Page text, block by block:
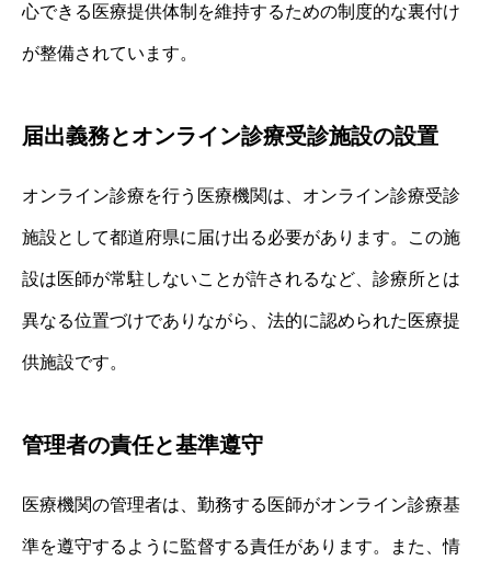
心できる医療提供体制を維持するための制度的な裏付け
が整備されています。
届出義務とオンライン診療受診施設の設置
オンライン診療を行う医療機関は、オンライン診療受診
施設として都道府県に届け出る必要があります。この施
設は医師が常駐しないことが許されるなど、診療所とは
異なる位置づけでありながら、法的に認められた医療提
供施設です。
管理者の責任と基準遵守
医療機関の管理者は、勤務する医師がオンライン診療基
準を遵守するように監督する責任があります。また、情